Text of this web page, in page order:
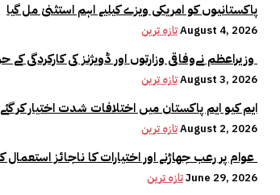
پاکستانیوں کو امریکی ویزے کیلیے اہم استثنیٰ مل گیا
تازہ ترینAugust 4, 2026
تازہ ترینAugust 3, 2026
ایم کیو ایم پاکستان میں اختلافات شدت اختیار کر گئے
تازہ ترینAugust 2, 2026
تازہ ترینJune 29, 2026